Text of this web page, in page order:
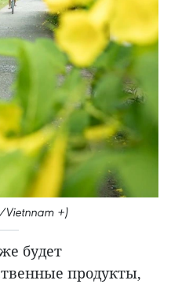
+)
будет
продукты,